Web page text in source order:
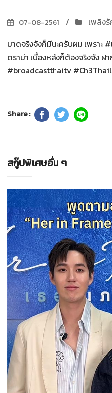
07-08-2561
เพลิง
มาดจริงจังก็มีนะครับผม เพราะ
ดราม่า เบื้องหลังก็ต้องจริงจัง
#broadcastthaitv
Share :
สกู๊ปพิเศษอื่น ๆ